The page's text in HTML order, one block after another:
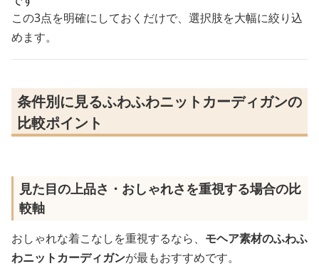
この3点を明確にしておくだけで、選択肢を大幅に絞り込
めます。
条件別に見るふわふわニットカーディガンの
比較ポイント
見た目の上品さ・おしゃれさを重視する場合の比
較軸
おしゃれな着こなしを重視するなら、 モヘア素材のふわふ
わニットカーディガンが最もおすすめです。